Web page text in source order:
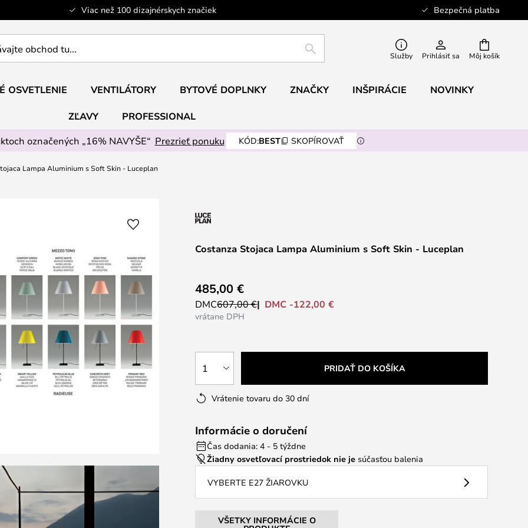
Viac než 100 dizajnérskych značiek Bezpečná platba
Môj košík
HĽADAŤ Služby Prihlásiť sa
OSVETLENIE VENTILÁTORY BYTOVÉ DOPLNKY ZNAČKY INŠPIRÁCIE NOVINKY
ZĽAVY
PROFESSIONAL
označených „16% NAVYŠE“ Prezrieť ponuku KÓD:BEST SKOPÍROVAŤ
Lampa Aluminium s Soft Skin - Luceplan
Costanza Stojaca Lampa Aluminium s Soft Skin - Luceplan
485,00 €
DMC607,00 € DMC -122,00 €
vrátane DPH
1 PRIDAŤ DO KOŠÍKA
Vrátenie tovaru do 30 dní
Informácie o doručení
Čas dodania: 4 - 5 týždne
Žiadny osvetľovací prostriedok nie je súčasťou balenia
VYBERTE E27 ŽIAROVKU
VŠETKY INFORMÁCIE O